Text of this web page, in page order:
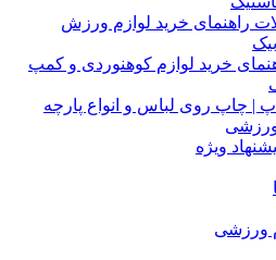
راهنمای خرید لوازم ورزش
خرید لوازم کوهنوردی و کمپ
| چاپ روی لباس و انواع پارچه
ورزشی
ویژه
ورزشی